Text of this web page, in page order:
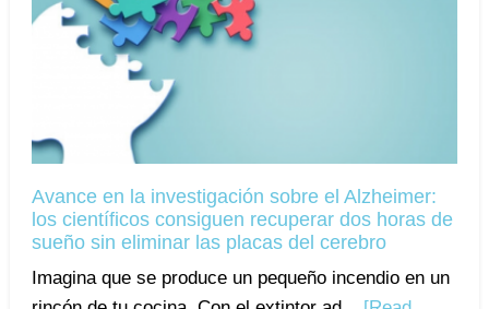
Avance en la investigación sobre el Alzheimer:
los científicos consiguen recuperar dos horas de
sueño sin eliminar las placas del cerebro
Imagina que se produce un pequeño incendio en un